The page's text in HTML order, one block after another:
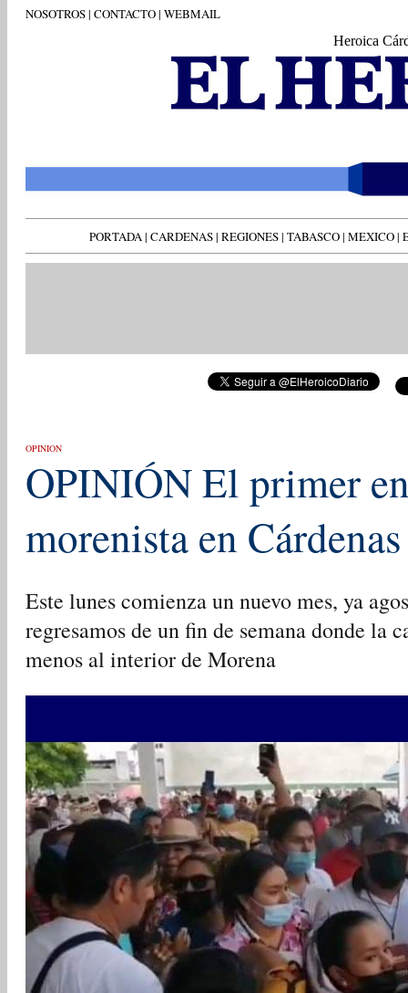
NOSOTROS| CONTACTO| WEBMAIL
Heroica
PORTADA| CARDENAS| REGIONES| TABASCO| MEXICO|
OPINION
OPINIÓN El primer
morenista en
Este lunes comienza un nuevo mes, ya
regresamos de un fin de semana donde la
menos al interior de Morena